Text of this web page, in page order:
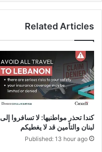
Related Articles
كندا تحذر مواطنيها: لا تسافروا إلى
لبنان والتأمين قد لا يغطيكم
Published: 13 hour ago